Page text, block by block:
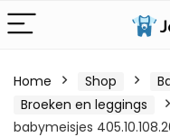
Home Shop
Broeken en leggings
babymeisjes